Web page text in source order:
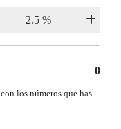
0
los números que has